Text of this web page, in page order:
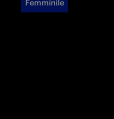
Femminile